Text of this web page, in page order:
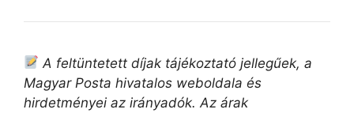
A feltüntetett díjak tájékoztató jellegűek, a
Magyar Posta hivatalos weboldala és
hirdetményei az irányadók. Az árak